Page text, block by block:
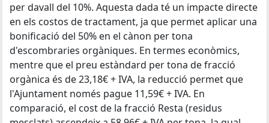
per davall del 10%. Aquesta dada té un impacte directe
en els costos de tractament, ja que permet aplicar una
bonificació del 50% en el cànon per tona
d'escombraries orgàniques. En termes econòmics,
mentre que el preu estàndard per tona de fracció
orgànica és de 23,18€ + IVA, la reducció permet que
l'Ajuntament només pague 11,59€ + IVA. En
comparació, el cost de la fracció Resta (residus